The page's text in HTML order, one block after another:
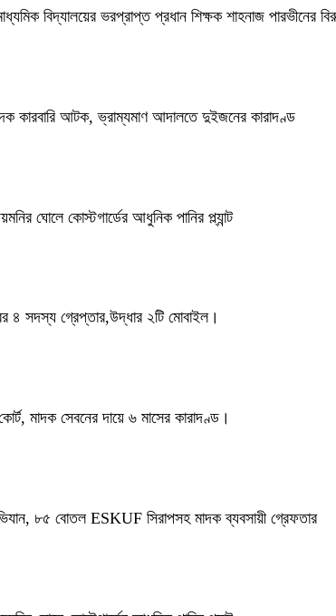
বিদ্যালয়ের ভরপ্রাপ্ত প্রধান শিক্ষক শাহনাজ পারভীনের
কারবারি আটক, ভ্রাম্যমাণ আদালতে দুইজনের কারাদণ্ড
ঘোলে কোস্টগার্ডের আধুনিক পানির প্ল্যান্ট
৪ সদস্য গ্রেপ্তার,উদ্ধার ২টি মোবাইল।
মাদক সেবনের দায়ে ৬ মাসের কারাদণ্ড।
৮৫ বোতল ESKUF সিরাপসহ মাদক ব্যবসায়ী গ্রেফতার